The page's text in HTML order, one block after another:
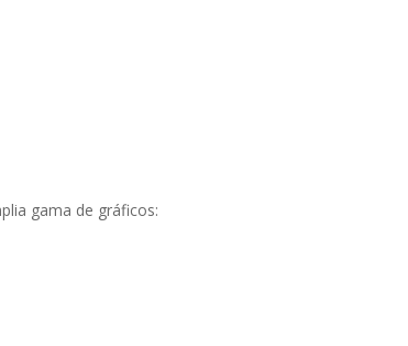
gama de gráficos: